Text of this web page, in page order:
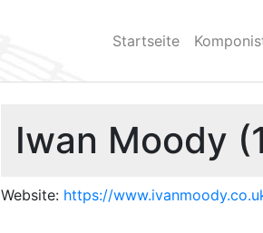
Startseite
Iwan Moody
Website: https://